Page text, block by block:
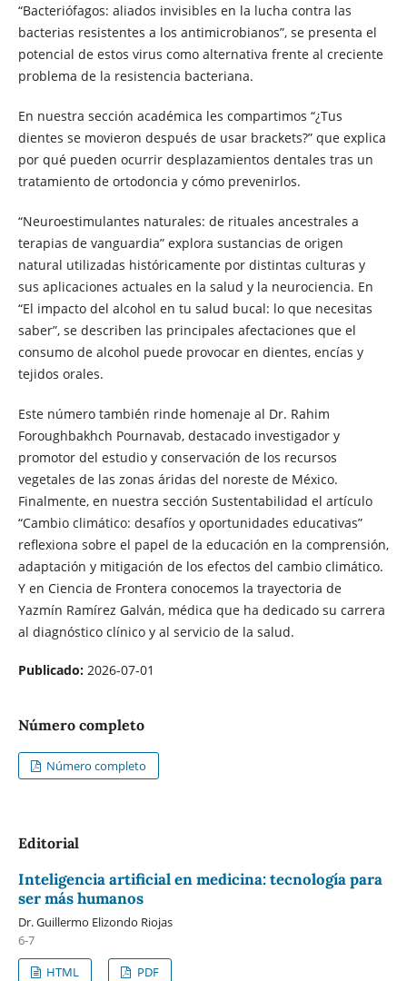
“Bacteriófagos: aliados invisibles en la lucha contra las
bacterias resistentes a los antimicrobianos”, se presenta el
potencial de estos virus como alternativa frente al creciente
problema de la resistencia bacteriana.
En nuestra sección académica les compartimos “¿Tus
dientes se movieron después de usar brackets?” que explica
por qué pueden ocurrir desplazamientos dentales tras un
tratamiento de ortodoncia y cómo prevenirlos.
“Neuroestimulantes naturales: de rituales ancestrales a
terapias de vanguardia” explora sustancias de origen
natural utilizadas históricamente por distintas culturas y
sus aplicaciones actuales en la salud y la neurociencia. En
“El impacto del alcohol en tu salud bucal: lo que necesitas
saber”, se describen las principales afectaciones que el
consumo de alcohol puede provocar en dientes, encías y
tejidos orales.
Este número también rinde homenaje al Dr. Rahim
Foroughbakhch Pournavab, destacado investigador y
promotor del estudio y conservación de los recursos
vegetales de las zonas áridas del noreste de México.
Finalmente, en nuestra sección Sustentabilidad el artículo
“Cambio climático: desafíos y oportunidades educativas”
reflexiona sobre el papel de la educación en la comprensión,
adaptación y mitigación de los efectos del cambio climático.
Y en Ciencia de Frontera conocemos la trayectoria de
Yazmín Ramírez Galván, médica que ha dedicado su carrera
al diagnóstico clínico y al servicio de la salud.
Publicado: 2026-07-01
Número completo
Número completo
Editorial
Inteligencia artificial en medicina: tecnología para
ser más humanos
Dr. Guillermo Elizondo Riojas
6-7
HTML
PDF